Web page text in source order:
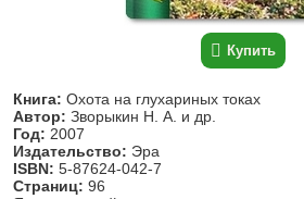
Купить
Книга: Охота на глухариных токах
Автор: Зворыкин Н. А. и др.
Год: 2007
Издательство: Эра
ISBN: 5-87624-042-7
Страниц: 96